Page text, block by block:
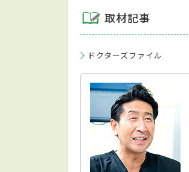
取材記事
ドクターズファイル